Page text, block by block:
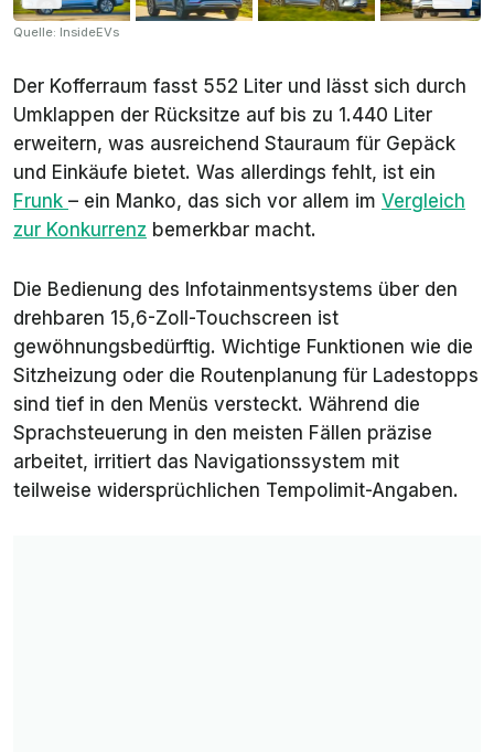
Quelle: InsideEVs
Der Kofferraum fasst 552 Liter und lässt sich durch
Umklappen der Rücksitze auf bis zu 1.440 Liter
erweitern, was ausreichend Stauraum für Gepäck
und Einkäufe bietet. Was allerdings fehlt, ist ein
Frunk – ein Manko, das sich vor allem im Vergleich
zur Konkurrenz bemerkbar macht.
Die Bedienung des Infotainmentsystems über den
drehbaren 15,6-Zoll-Touchscreen ist
gewöhnungsbedürftig. Wichtige Funktionen wie die
Sitzheizung oder die Routenplanung für Ladestopps
sind tief in den Menüs versteckt. Während die
Sprachsteuerung in den meisten Fällen präzise
arbeitet, irritiert das Navigationssystem mit
teilweise widersprüchlichen Tempolimit-Angaben.